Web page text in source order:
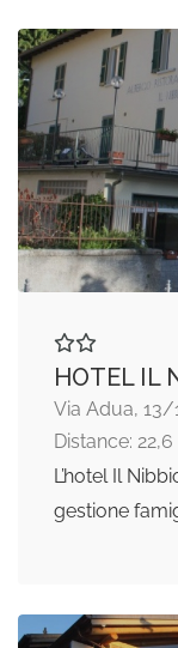
HOTEL IL
Via Adua, 13/
Distance:
L’hotel Il
gestione